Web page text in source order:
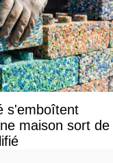
s'emboîtent
maison sort de